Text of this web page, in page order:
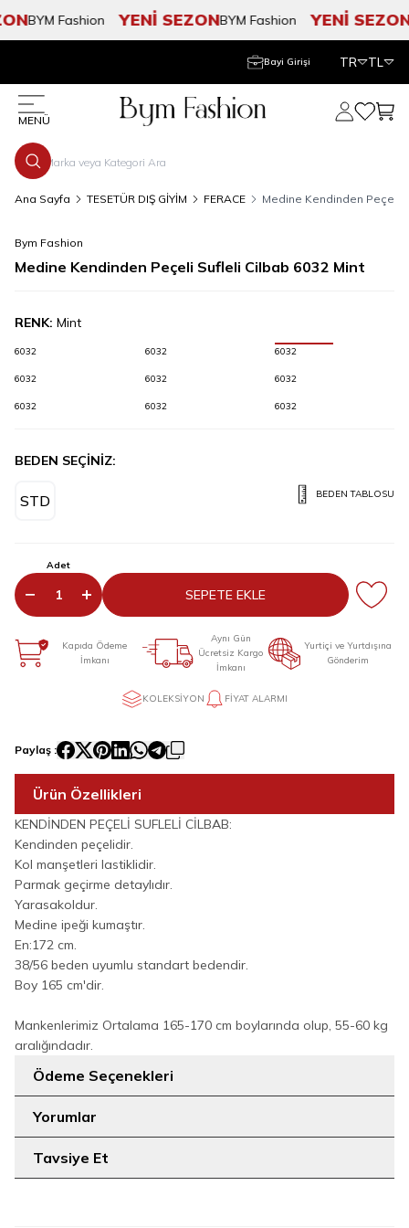
BYM Fashion YENİ SEZONBYM Fashion YENİ SEZON
Bayi Girişi TR TL
MENÜ
Hesabım
Ana Sayfa TESETÜR DIŞ GİYİM FERACE Medine Kendinden Peçeli
Bym Fashion
Medine Kendinden Peçeli Sufleli Cilbab 6032 Mint
RENK: Mint
6032 6032 6032
6032 6032 6032
6032 6032 6032
BEDEN SEÇİNİZ:
STD BEDEN TABLOSU
Adet
SEPETE EKLE
Kapıda Ödeme
İmkanı
Aynı Gün
Ücretsiz Kargo
İmkanı
Yurtiçi ve Yurtdışına
Gönderim
KOLEKSIYON FIYAT ALARMI
Paylaş :
Ürün Özellikleri
KENDİNDEN PEÇELİ SUFLELİ CİLBAB:
Kendinden peçelidir.
Kol manşetleri lastiklidir.
Parmak geçirme detaylıdır.
Yarasakoldur.
Medine ipeği kumaştır.
En:172 cm.
38/56 beden uyumlu standart bedendir.
Boy 165 cm'dir.
Mankenlerimiz Ortalama 165-170 cm boylarında olup, 55-60 kg
aralığındadır.
Ödeme Seçenekleri
Yorumlar
Tavsiye Et